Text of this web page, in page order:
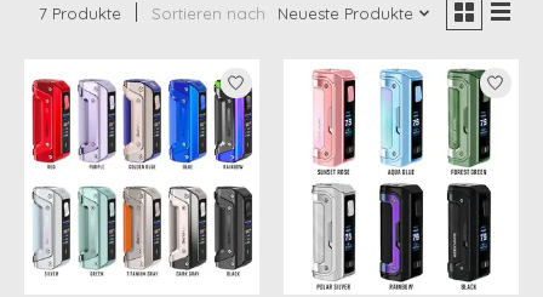
7 Produkte Sortieren nach Neueste Produkte